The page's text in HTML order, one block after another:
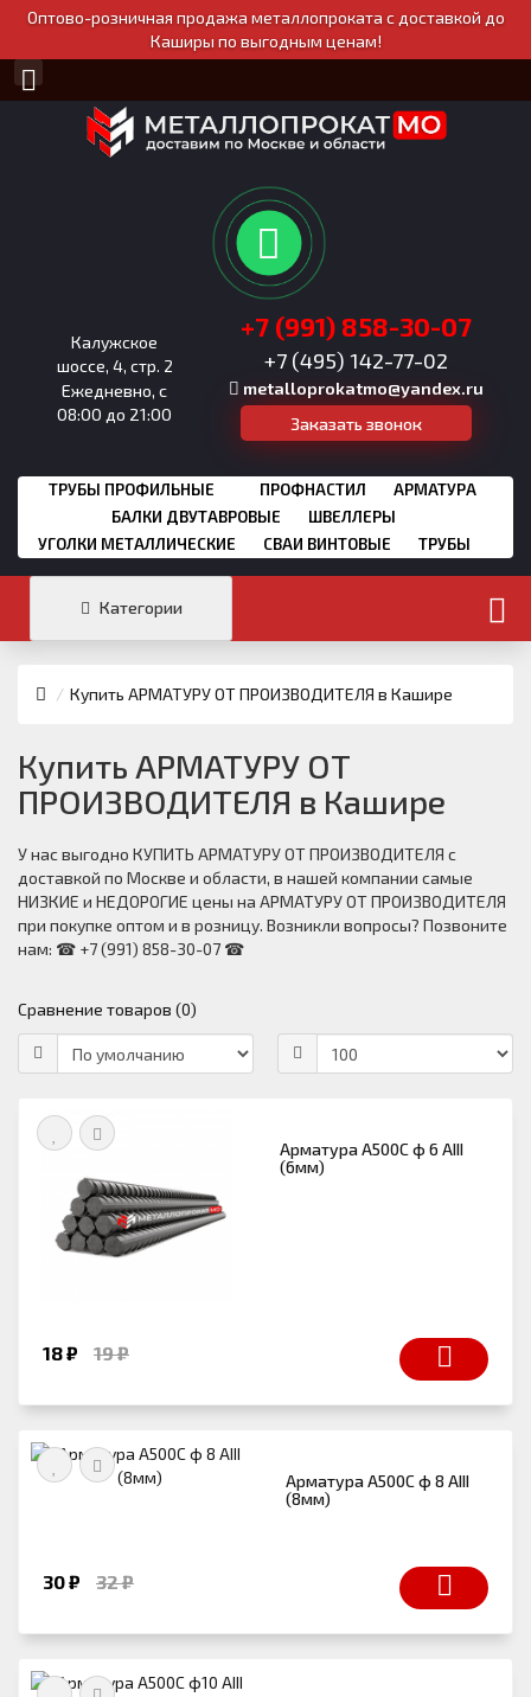
Оптово-розничная продажа металлопроката с доставкой до
Каширы по выгодным ценам!
Калужское
шоссе, 4, стр. 2
Ежедневно, с
08:00 до 21:00
+7 (991) 858-30-07
+7 (495) 142-77-02
metalloprokatmo@yandex.ru
Заказать звонок
ТРУБЫ ПРОФИЛЬНЫЕ ПРОФНАСТИЛ
АРМАТУРА
БАЛКИ ДВУТАВРОВЫЕ
ШВЕЛЛЕРЫ
УГОЛКИ МЕТАЛЛИЧЕСКИЕ
СВАИ ВИНТОВЫЕ ТРУБЫ
Категории
Купить АРМАТУРУ ОТ ПРОИЗВОДИТЕЛЯ в Кашире
Купить АРМАТУРУ ОТ
ПРОИЗВОДИТЕЛЯ в Кашире
У нас выгодно КУПИТЬ АРМАТУРУ ОТ ПРОИЗВОДИТЕЛЯ с
доставкой по Москве и области, в нашей компании самые
НИЗКИЕ и НЕДОРОГИЕ цены на АРМАТУРУ ОТ ПРОИЗВОДИТЕЛЯ
при покупке оптом и в розницу. Возникли вопросы? Позвоните
нам: ☎ +7 (991) 858-30-07 ☎
Сравнение товаров (0)
Арматура А500С ф 6 АIII
(6мм)
18 ₽ 19 ₽
Арматура А500С ф 8 АIII
(8мм)
30 ₽ 32 ₽